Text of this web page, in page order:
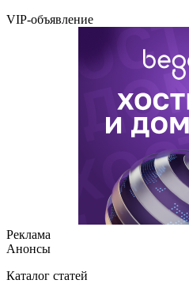
VIP-объявление
Реклама
Анонсы
Каталог статей